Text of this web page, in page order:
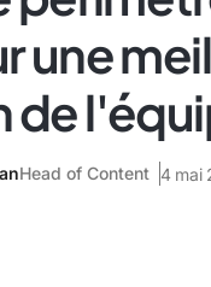
une
de
Head of Content 4 mai